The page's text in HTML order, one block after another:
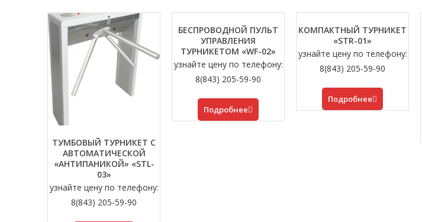
ТУМБОВЫЙ ТУРНИКЕТ С
АВТОМАТИЧЕСКОЙ
«АНТИПАНИКОЙ» «STL-
03»
узнайте цену по телефону:
8(843) 205-59-90
БЕСПРОВОДНОЙ ПУЛЬТ
УПРАВЛЕНИЯ
ТУРНИКЕТОМ «WF-02»
узнайте цену по телефону:
8(843) 205-59-90
Подробнее
КОМПАКТНЫЙ ТУРНИКЕТ
«STR-01»
узнайте цену по телефону:
8(843) 205-59-90
Подробнее